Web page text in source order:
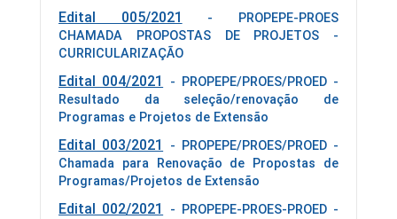
Edital 005/2021
- PROPEPE-PROES
CHAMADA PROPOSTAS DE PROJETOS -
CURRICULARIZAÇÃO
Edital 004/2021
- PROPEPE/PROES/PROED -
Resultado da seleção/renovação de
Programas e Projetos de Extensão
Edital 003/2021
- PROPEPE/PROES/PROED -
Chamada para Renovação de Propostas de
Programas/Projetos de Extensão
Edital 002/2021
- PROPEPE-PROES-PROED -